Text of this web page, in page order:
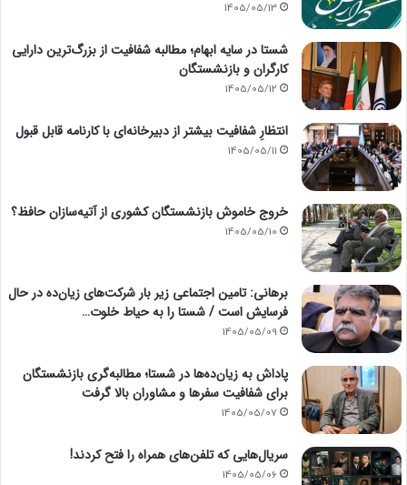
1405/05/13
شستا در سایه ابهام؛ مطالبه شفافیت از بزرگ‌ترین دارایی
کارگران و بازنشستگان
1405/05/12
انتظارِ شفافیت بیشتر از دبیرخانه‌ای با کارنامه قابل قبول
1405/05/11
خروج خاموش بازنشستگان کشوری از آتیه‌سازان حافظ؟
1405/05/10
برهانی: تامین اجتماعی زیر بار شرکت‌های زیان‌ده در حال
فرسایش است / شستا را به حیاط خلوت…
1405/05/09
پاداش به زیان‌ده‌ها در شستا؛ مطالبه‌گری بازنشستگان
برای شفافیت سفرها و مشاوران بالا گرفت
1405/05/07
سریال‌هایی که تلفن‌های همراه را فتح کردند!
1405/05/06